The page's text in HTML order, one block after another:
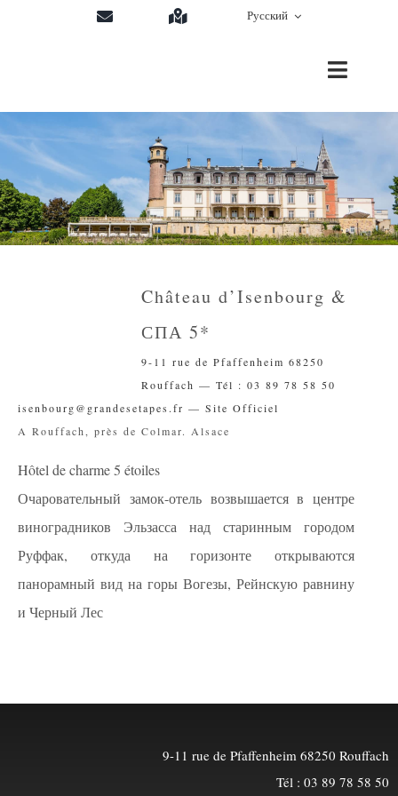
Русский
Toggle
Château d’Isenbourg &
СПА 5*
9-11 rue de Pfaffenheim 68250
Rouffach — Tél : 03 89 78 58 50
isenbourg@grandesetapes.fr — Site Officiel
A Rouffach, près de Colmar. Alsace
Hôtel de charme 5 étoiles
Очаровательный замок-отель возвышается в центре
виноградников Эльзасса над старинным городом
Руффак, откуда на горизонте открываются
панорамный вид на горы Вогезы, Рейнскую равнину
и Черный Лес
9-11 rue de Pfaffenheim 68250 Rouffach
Tél : 03 89 78 58 50